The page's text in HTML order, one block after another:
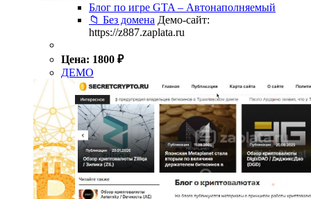
Блог по игре GTA – Автонаполняемый
📁 Без домена Демо-сайт:
https://z887.zaplata.ru
Цена: 1800 ₽
ДЕМО